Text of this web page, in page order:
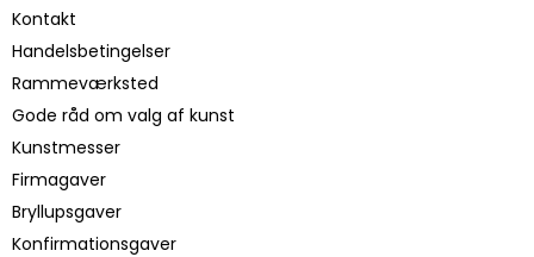
Kontakt
Handelsbetingelser
Rammeværksted
Gode råd om valg af kunst
Kunstmesser
Firmagaver
Bryllupsgaver
Konfirmationsgaver